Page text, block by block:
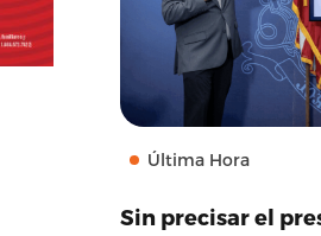
Última Hora
Sin precisar el